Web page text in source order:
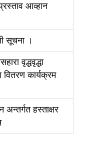
आव्हान
सूचना ।
वृद्धवृद्धा
कार्यक्रम
हस्ताक्षर